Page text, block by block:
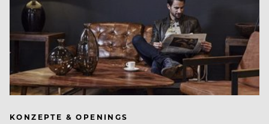
KONZEPTE & OPENINGS